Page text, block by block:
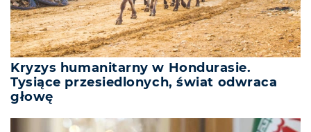
Kryzys humanitarny w Hondurasie.
Tysiące przesiedlonych, świat odwraca
głowę